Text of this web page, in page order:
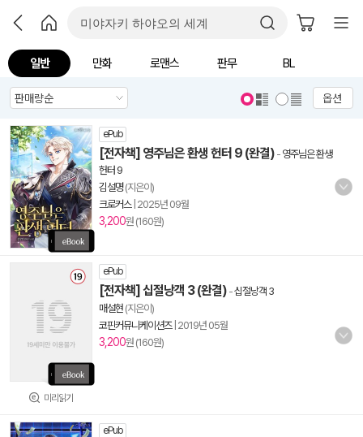
일반 만화 로맨스 판무 BL
옵션
ePub
[전자책] 영주님은 환생 헌터 9 (완결) - 영주님은 환생
헌터 9
김설명(지은이)
크로커스| 2025년 09월
3,200원 (160원)
미리읽기
ePub
[전자책] 십절낭객 3 (완결) -십절낭객 3
매설현 (지은이)
코핀커뮤니케이션즈| 2019년 05월
3,200원 (160원)
ePub